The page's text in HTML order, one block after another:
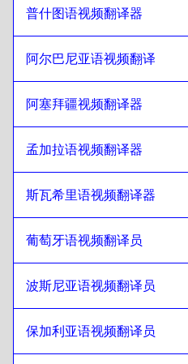
克罗地亚语至日语
日语至古巴西班牙语
古巴西班牙语至日语
厄瓜多尔西班牙语至日语
日语至爱沙尼亚语
日语至埃塞俄比亚阿姆哈拉语
埃塞俄比亚阿姆哈拉语至日语
日语至菲律宾英语/菲律宾语
菲律宾英语/菲律宾语至日语
普什图语视频翻译器
阿尔巴尼亚语视频翻译
阿塞拜疆视频翻译器
孟加拉语视频翻译器
斯瓦希里语视频翻译器
葡萄牙语视频翻译员
波斯尼亚语视频翻译员
保加利亚语视频翻译员